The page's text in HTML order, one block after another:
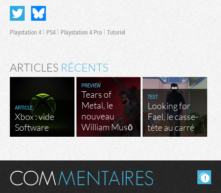
Playstation 4 PS4 Playstation 4 Pro Tutoriel
ARTICLES RÉCENTS
ARTICLE
Xbox : vide
Software
PREVIEW
Tears of
Metal, le
nouveau
William Musō
TEST
Looking for
Fael, le casse-
tête au carré
Masquer les commentaires lus.